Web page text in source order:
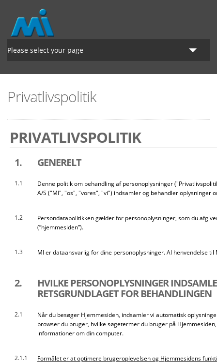
Please select your page
Startsidan
Lantbruk
Grönyte
Om MI
Privatlivspolitik
PRIVATLIVSPOLITIK
1. GENERELT
1.1
Denne politik om behandling af personoplysninger
A/S ("MI", "os", "vores", "vi") indsamler og behandler oplysninger
1.2
Persondatapolitikken gælder for personoplysninger, som du
(”hjemmesiden”).
1.3 MI er dataansvarlig for dine personoplysninger. Al henvendelse
2.
HVILKE PERSONOPLYSNINGER
RETSGRUNDLAGET FOR BEHANDLINGEN
2.1
Når du besøger Hjemmesiden, indsamler vi automatisk
browser du bruger, hvilke søgetermer du bruger på
informationer om din computer.
2.1.1
Formålet er at optimere brugeroplevelsen og Hjemmesidens